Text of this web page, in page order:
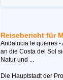
Reisebericht für
Andalucia te quieres -
an die Costa del Sol
Natur und ...
Die Hauptstadt der